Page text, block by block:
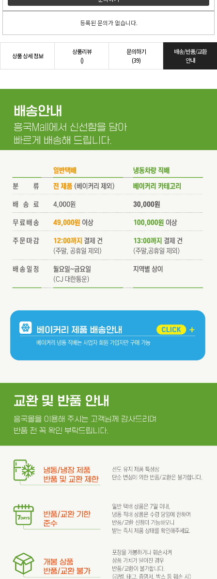
등록된 문의가 없습니다.
상품 상세 정보
상품리뷰
()
문의하기
(39)
배송/반품/교환
안내